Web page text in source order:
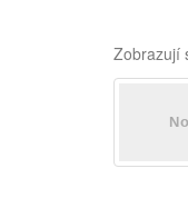
Zobrazují